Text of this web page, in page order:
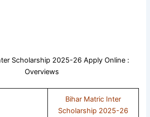
Scholarship 2025-26 Apply Online :
Overviews
Bihar Matric Inter
Scholarship 2025-26